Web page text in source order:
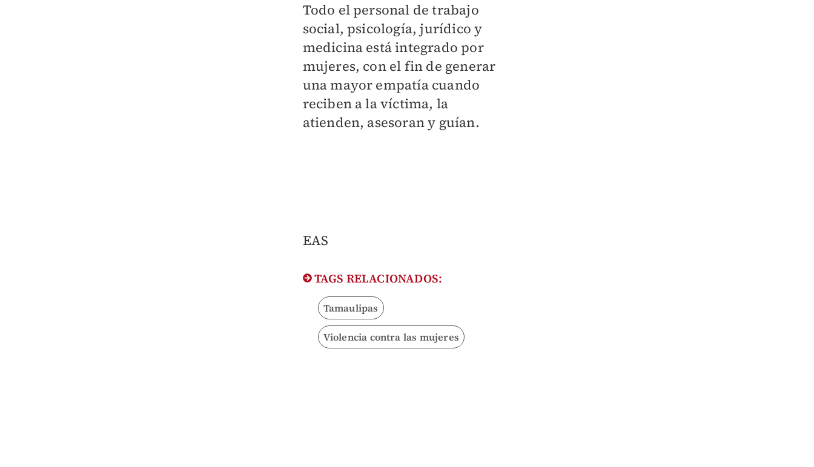
Todo el personal de trabajo
social, psicología, jurídico y
medicina está integrado por
mujeres, con el fin de generar
una mayor empatía cuando
reciben a la víctima, la
atienden, asesoran y guían.
EAS
TAGS RELACIONADOS:
Tamaulipas
Violencia contra las mujeres